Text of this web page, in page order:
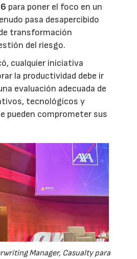
para poner el foco en un
pasa desapercibido
transformación
del riesgo.
cualquier iniciativa
la productividad debe ir
evaluación adecuada de
tecnológicos y
pueden comprometer sus
Manager, Casualty para